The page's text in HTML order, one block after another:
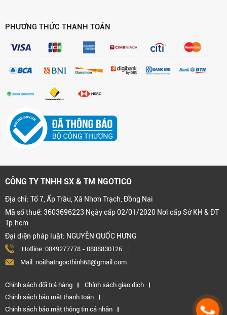
PHƯƠNG THỨC THANH TOÁN
CÔNG TY TNHH SX & TM NGOTICO
Địa chỉ: Tổ 7, Ấp Trầu, Xã Nhơn Trạch, Đồng Nai
Mã số thuế: 3603696223 Ngày cấp 02/01/2020 Nơi cấp Sở KH & ĐT
Tp.hcm
Đại diện pháp luật: NGUYỄN QUỐC HƯNG
Hotline: 0849277778 - 0888830126
Mail: noithatngocthinh68@gmail.com
Chính sách đổi trả hàng
Chính sách giao dịch
Chính sách bảo mật thanh toán
Chính sách bảo mật thông tin cá nhân